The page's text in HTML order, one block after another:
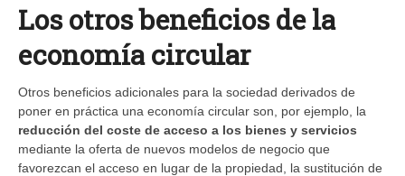
Los otros beneficios de la
economía circular
Otros beneficios adicionales para la sociedad derivados de
poner en práctica una economía circular son, por ejemplo, la
reducción del coste de acceso a los bienes y servicios
mediante la oferta de nuevos modelos de negocio que
favorezcan el acceso en lugar de la propiedad, la sustitución de